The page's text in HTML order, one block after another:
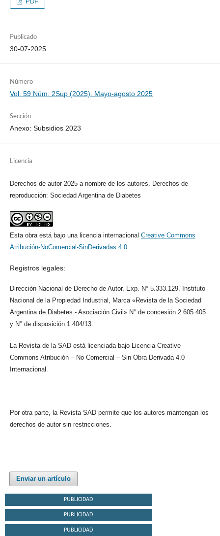
Publicado
30-07-2025
Número
Vol. 59 Núm. 2Sup (2025): Mayo-agosto 2025
Sección
Anexo: Subsidios 2023
Licencia
Derechos de autor 2025 a nombre de los autores. Derechos de
reproducción: Sociedad Argentina de Diabetes
Esta obra está bajo una licencia internacional Creative Commons
Atribución-NoComercial-SinDerivadas 4.0.
Registros legales:
Dirección Nacional de Derecho de Autor, Exp. N° 5.333.129. Instituto
Nacional de la Propiedad Industrial, Marca «Revista de la Sociedad
Argentina de Diabetes - Asociación Civil» N° de concesión 2.605.405
y N° de disposición 1.404/13.
La Revista de la SAD está licenciada bajo Licencia Creative
Commons Atribución – No Comercial – Sin Obra Derivada 4.0
Internacional.
Por otra parte, la Revista SAD permite que los autores mantengan los
derechos de autor sin restricciones.
Enviar un artículo
PUBLICIDAD
PUBLICIDAD
PUBLICIDAD